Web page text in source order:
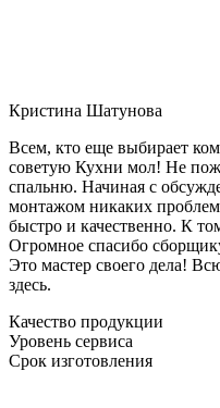
Кристина Шатунова
Всем, кто еще выбирает
советую Кухни мол! Не
спальню. Начиная с
монтажом никаких
быстро и качественно. К
Огромное спасибо
Это мастер своего дела!
здесь.
Качество продукции
Уровень сервиса
Срок изготовления